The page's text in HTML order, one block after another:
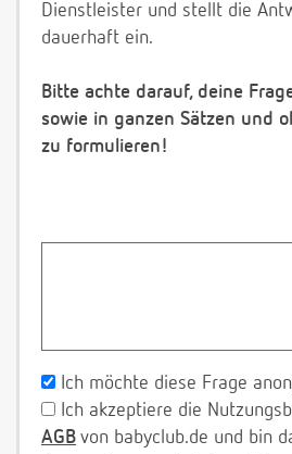
Dienstleister und stellt die
dauerhaft ein.
Bitte achte darauf, deine
sowie in ganzen Sätzen und
zu formulieren!
Ich möchte diese Frage
Ich akzeptiere die
AGB von babyclub.de und bin